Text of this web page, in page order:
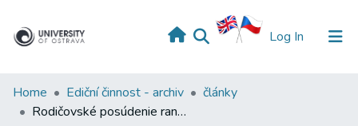
Log In (current)
Home Ediční činnost - archiv
články
Rodičovské posúdenie raného psychomotorického vývinu detí: prehľad skríningových nástrojov pre použitie v pediatrickej praxi